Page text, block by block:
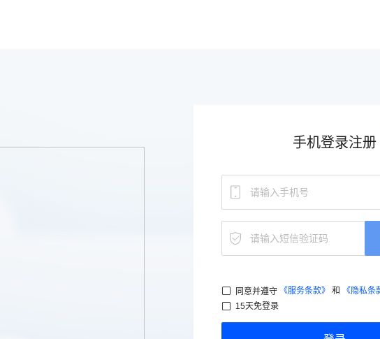
手机登录注册
同意并遵守 《服务条款》 和
《隐私条
15天免登录